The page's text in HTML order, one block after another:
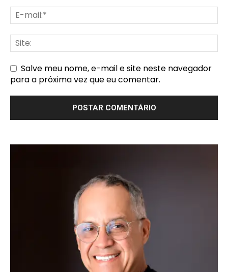
Salve meu nome, e-mail e site neste navegador
para a próxima vez que eu comentar.